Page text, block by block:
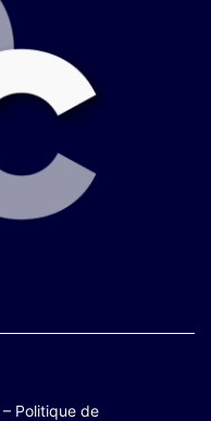
– Politique de